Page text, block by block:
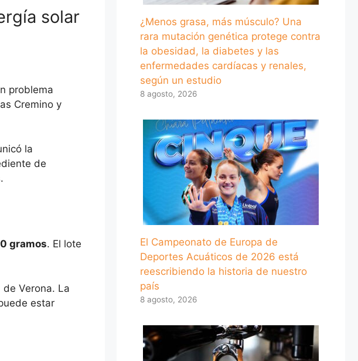
solar
problema
Cremino y
la
de
gramos. El lote
Verona. La
estar
¿Menos grasa, más músculo? Una
rara mutación genética protege contra
la obesidad, la diabetes y las
enfermedades cardíacas y renales,
según un estudio
8 agosto, 2026
El Campeonato de Europa de
Deportes Acuáticos de 2026 está
reescribiendo la historia de nuestro
país
8 agosto, 2026